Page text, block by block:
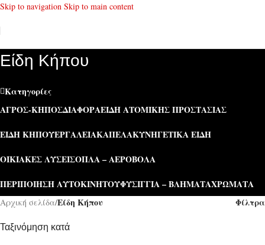
Skip to navigation Skip to main content
Είδη Κήπου
Κατηγορίες
ΑΓΡΌΣ-ΚΉΠΟΣΔΙΆΦΟΡΑΕΊΔΗ ΑΤΟΜΙΚΉΣ ΠΡΟΣΤΑΣΊΑΣ
ΕΊΔΗ ΚΉΠΟΥΕΡΓΑΛΕΊΑΚΑΠΕΛΑΚΥΝΗΓΕΤΙΚΆ ΕΊΔΗ
ΟΙΚΙΑΚΈΣ ΛΎΣΕΙΣΌΠΛΑ – ΑΕΡΟΒΌΛΑ
ΠΕΡΙΠΟΊΗΣΗ ΑΥΤΟΚΙΝΉΤΟΥΦΥΣΊΓΓΙΑ – ΒΛΉΜΑΤΑΧΡΏΜΑΤΑ
Αρχική σελίδα/Είδη Κήπου Φίλτρα
Ταξινόμηση κατά